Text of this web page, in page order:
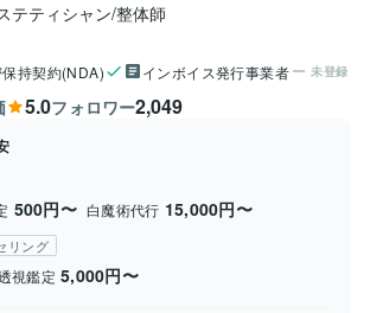
テティシャン/整体師
持契約(NDA) インボイス発行事業者 未登録
5.0フォロワー2,049
500円〜 白魔術代行 15,000円〜
リング
視鑑定 5,000円〜